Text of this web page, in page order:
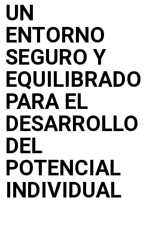
UN
ENTORNO
SEGURO Y
EQUILIBRADO
PARA EL
DESARROLLO
DEL
POTENCIAL
INDIVIDUAL